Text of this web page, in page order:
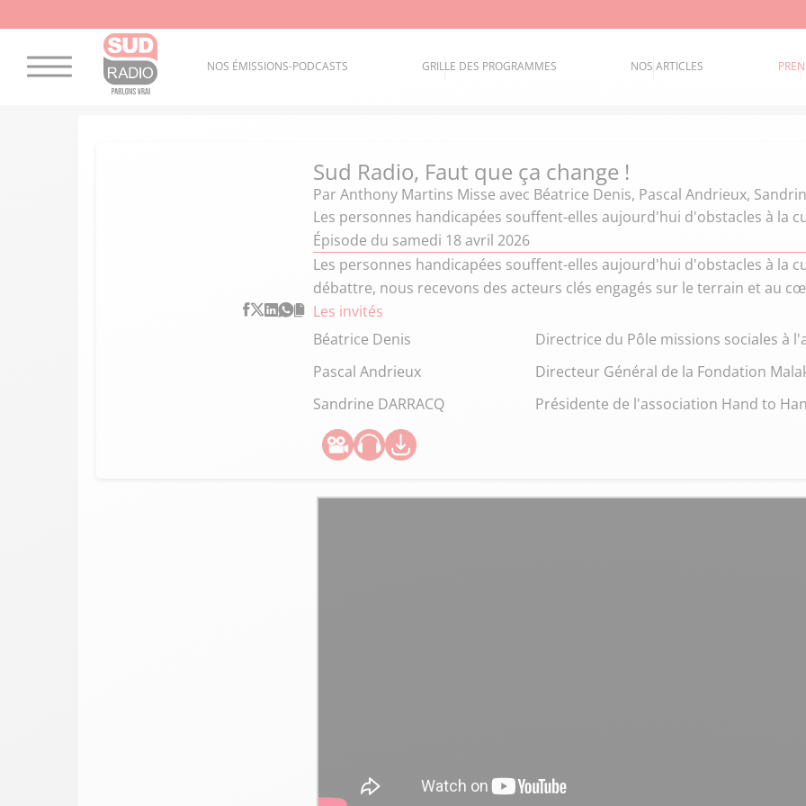
NOS ÉMISSIONS-PODCASTS GRILLE DES PROGRAMMES NOS ARTICLES
Sud Radio, Faut que ça change !
Par Anthony Martins Misse avec Béatrice Denis, Pascal Andrieux,
Les personnes handicapées souffent-elles aujourd'hui d'obstacles à la
Épisode du samedi 18 avril 2026
Les personnes handicapées souffent-elles aujourd'hui d'obstacles à la
débattre, nous recevons des acteurs clés engagés sur le terrain et au
Les invités
Béatrice Denis
Directrice du Pôle missions sociales à
Pascal Andrieux
Directeur Général de la Fondation
Sandrine DARRACQ
Présidente de l'association Hand to